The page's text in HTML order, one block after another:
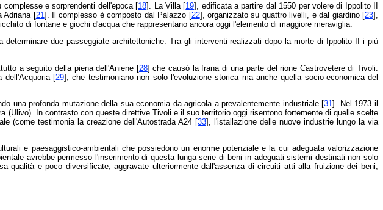
e sorprendenti dell'epoca [18]. La Villa [19], edificata a partire dal 1550 per volere di Ippolito II
Adriana [21 ]. Il complesso è composto dal Palazzo [22], organizzato su quattro livelli, e dal giardino [23],
di fontane e giochi d'acqua che rappresentano ancora oggi l'elemento di maggiore meraviglia.
due passeggiate architettoniche. Tra gli interventi realizzati dopo la morte di Ippolito II i più
a seguito della piena dell'Aniene [28] che causò la frana di una parte del rione Castrovetere di Tivoli.
dell'Acquoria [29], che testimoniano non solo l'evoluzione storica ma anche quella socio-economica del
una profonda mutazione della sua economia da agricola a prevalentemente industriale [31]. Nel 1973 il
In contrasto con queste direttive Tivoli e il suo territorio oggi risentono fortemente di quelle scelte
(come testimonia la creazione dell'Autostrada A24 [33], l'istallazione delle nuove industrie lungo la via
e paesaggistico-ambientali che possiedono un enorme potenziale e la cui adeguata valorizzazione
avrebbe permesso l'inserimento di questa lunga serie di beni in adeguati sistemi destinati non solo
e poco diversificate, aggravate ulteriormente dall'assenza di circuiti atti alla fruizione dei beni,